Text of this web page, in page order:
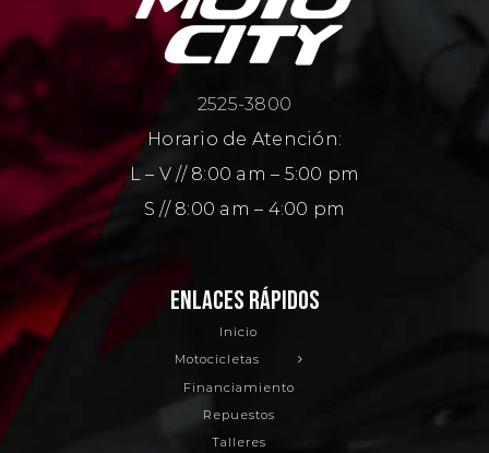
2525-3800
Horario de Atención:
L – V // 8:00 am – 5:00 pm
S // 8:00 am – 4:00 pm
ENLACES RÁPIDOS
Inicio
Motocicletas
Financiamiento
Repuestos
Talleres